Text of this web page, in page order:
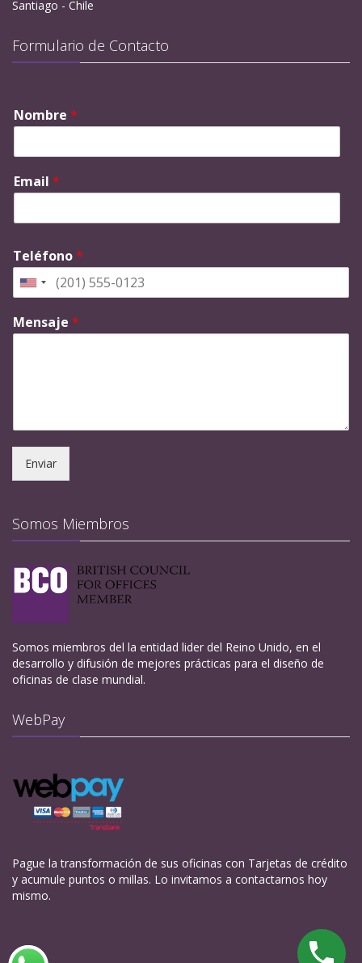
Santiago - Chile
Formulario de Contacto
Nombre *
Email *
Teléfono*
Mensaje *
Enviar
Somos Miembros
Somos miembros del la entidad lider del Reino Unido, en el
desarrollo y difusión de mejores prácticas para el diseño de
oficinas de clase mundial.
WebPay
Pague la transformación de sus oficinas con Tarjetas de crédito
y acumule puntos o millas. Lo invitamos a contactarnos hoy
mismo.